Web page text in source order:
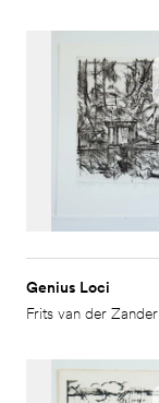
Genius Loci
Frits van der Zander